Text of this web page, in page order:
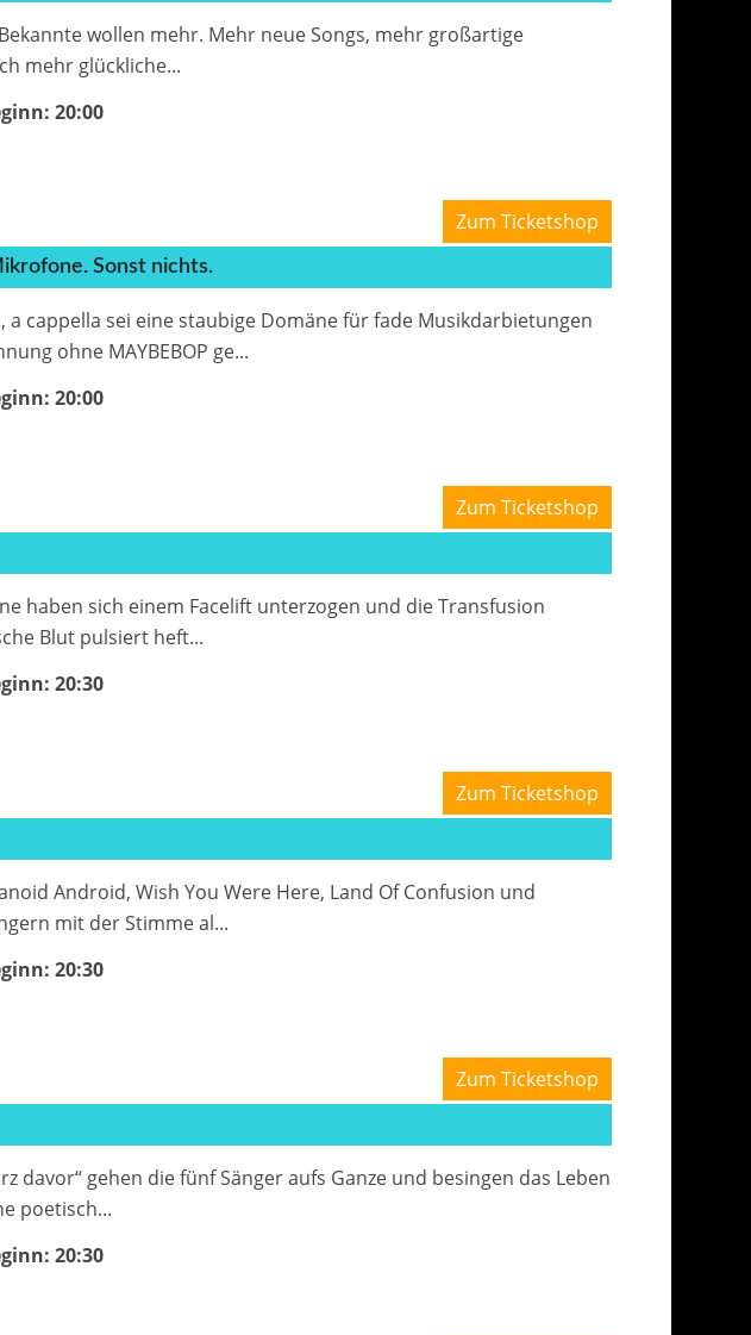
wollen mehr. Mehr neue Songs, mehr großartige
mehr glückliche...
20:00
Zum Ticketshop
Sonst nichts.
cappella sei eine staubige Domäne für fade Musikdarbietungen
ohne MAYBEBOP ge...
20:00
Zum Ticketshop
haben sich einem Facelift unterzogen und die Transfusion
Blut pulsiert heft...
20:30
Zum Ticketshop
Android, Wish You Were Here, Land Of Confusion und
mit der Stimme al...
20:30
Zum Ticketshop
davor“ gehen die fünf Sänger aufs Ganze und besingen das Leben
poetisch...
20:30